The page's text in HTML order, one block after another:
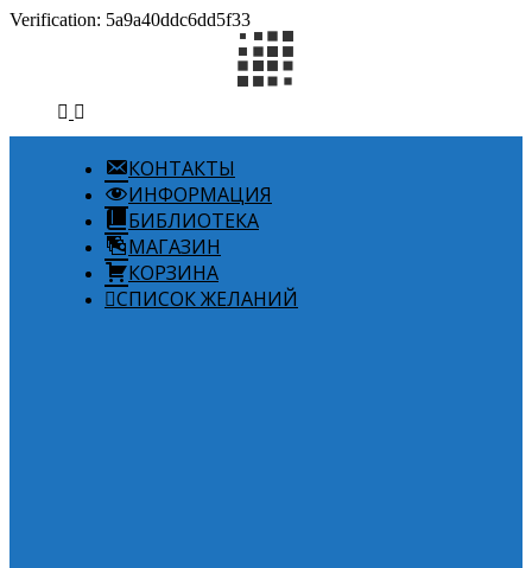
Verification: 5a9a40ddc6dd5f33
КОНТАКТЫ
ИНФОРМАЦИЯ
БИБЛИОТЕКА
МАГАЗИН
КОРЗИНА
СПИСОК ЖЕЛАНИЙ